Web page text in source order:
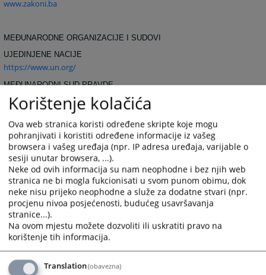
www.zakoni.ba
MEĐUNARODNE ORGANIZACIJE I SUDOVI
UJEDINJENE NACIJE
https://www.un.org/
MEĐUNARODNI SUD PRAVDE
https://www.icj-cij.org/
MEĐUNARODNI KRIVIČNI TRIBUNAL U HAGU
https://www.un.org/icty/
MEĐUNARODNI KRIVIČNI SUD
https://www.iccnow.org/
EVROPSKO PRAVO I INSTITUCIJE
EVROPSKA UNIJA
https://europa.eu.int/
EVROPSKI SUD
https://curia.eu.int/en/
EVROPSKI OMBUDSMAN
https://www.euro-ombudsman.eu.int
Korištenje kolačića
Ova web stranica koristi određene skripte koje mogu
pohranjivati i koristiti određene informacije iz vašeg
browsera i vašeg uređaja (npr. IP adresa uređaja, varijable o
sesiji unutar browsera, ...).
Neke od ovih informacija su nam neophodne i bez njih web
stranica ne bi mogla fukcionisati u svom punom obimu, dok
neke nisu prijeko neophodne a služe za dodatne stvari (npr.
procjenu nivoa posjećenosti, budućeg usavršavanja
stranice...).
Na ovom mjestu možete dozvoliti ili uskratiti pravo na
korištenje tih informacija.
Translation(obavezna)